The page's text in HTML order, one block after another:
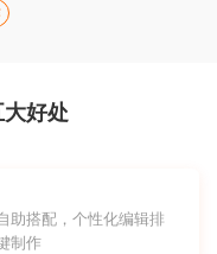
好处
助搭配，个性化编辑排
制作